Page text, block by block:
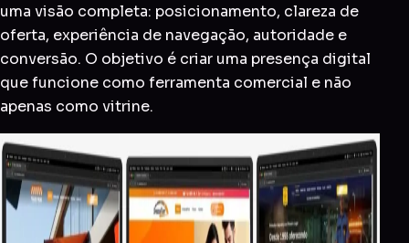
uma visão completa: posicionamento, clareza de
oferta, experiência de navegação, autoridade e
conversão. O objetivo é criar uma presença digital
que funcione como ferramenta comercial e não
apenas como vitrine.